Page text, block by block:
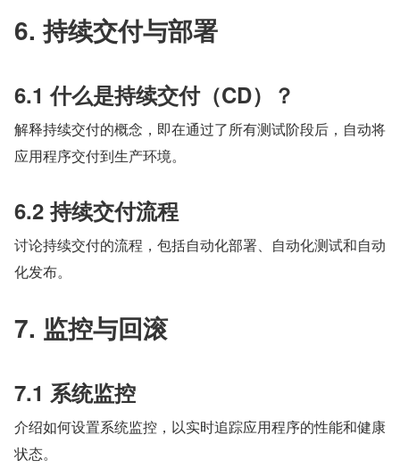
6. 持续交付与部署
6.1 什么是持续交付（CD）？
解释持续交付的概念，即在通过了所有测试阶段后，自动将
应用程序交付到生产环境。
6.2 持续交付流程
讨论持续交付的流程，包括自动化部署、自动化测试和自动
化发布。
7. 监控与回滚
7.1 系统监控
介绍如何设置系统监控，以实时追踪应用程序的性能和健康
状态。